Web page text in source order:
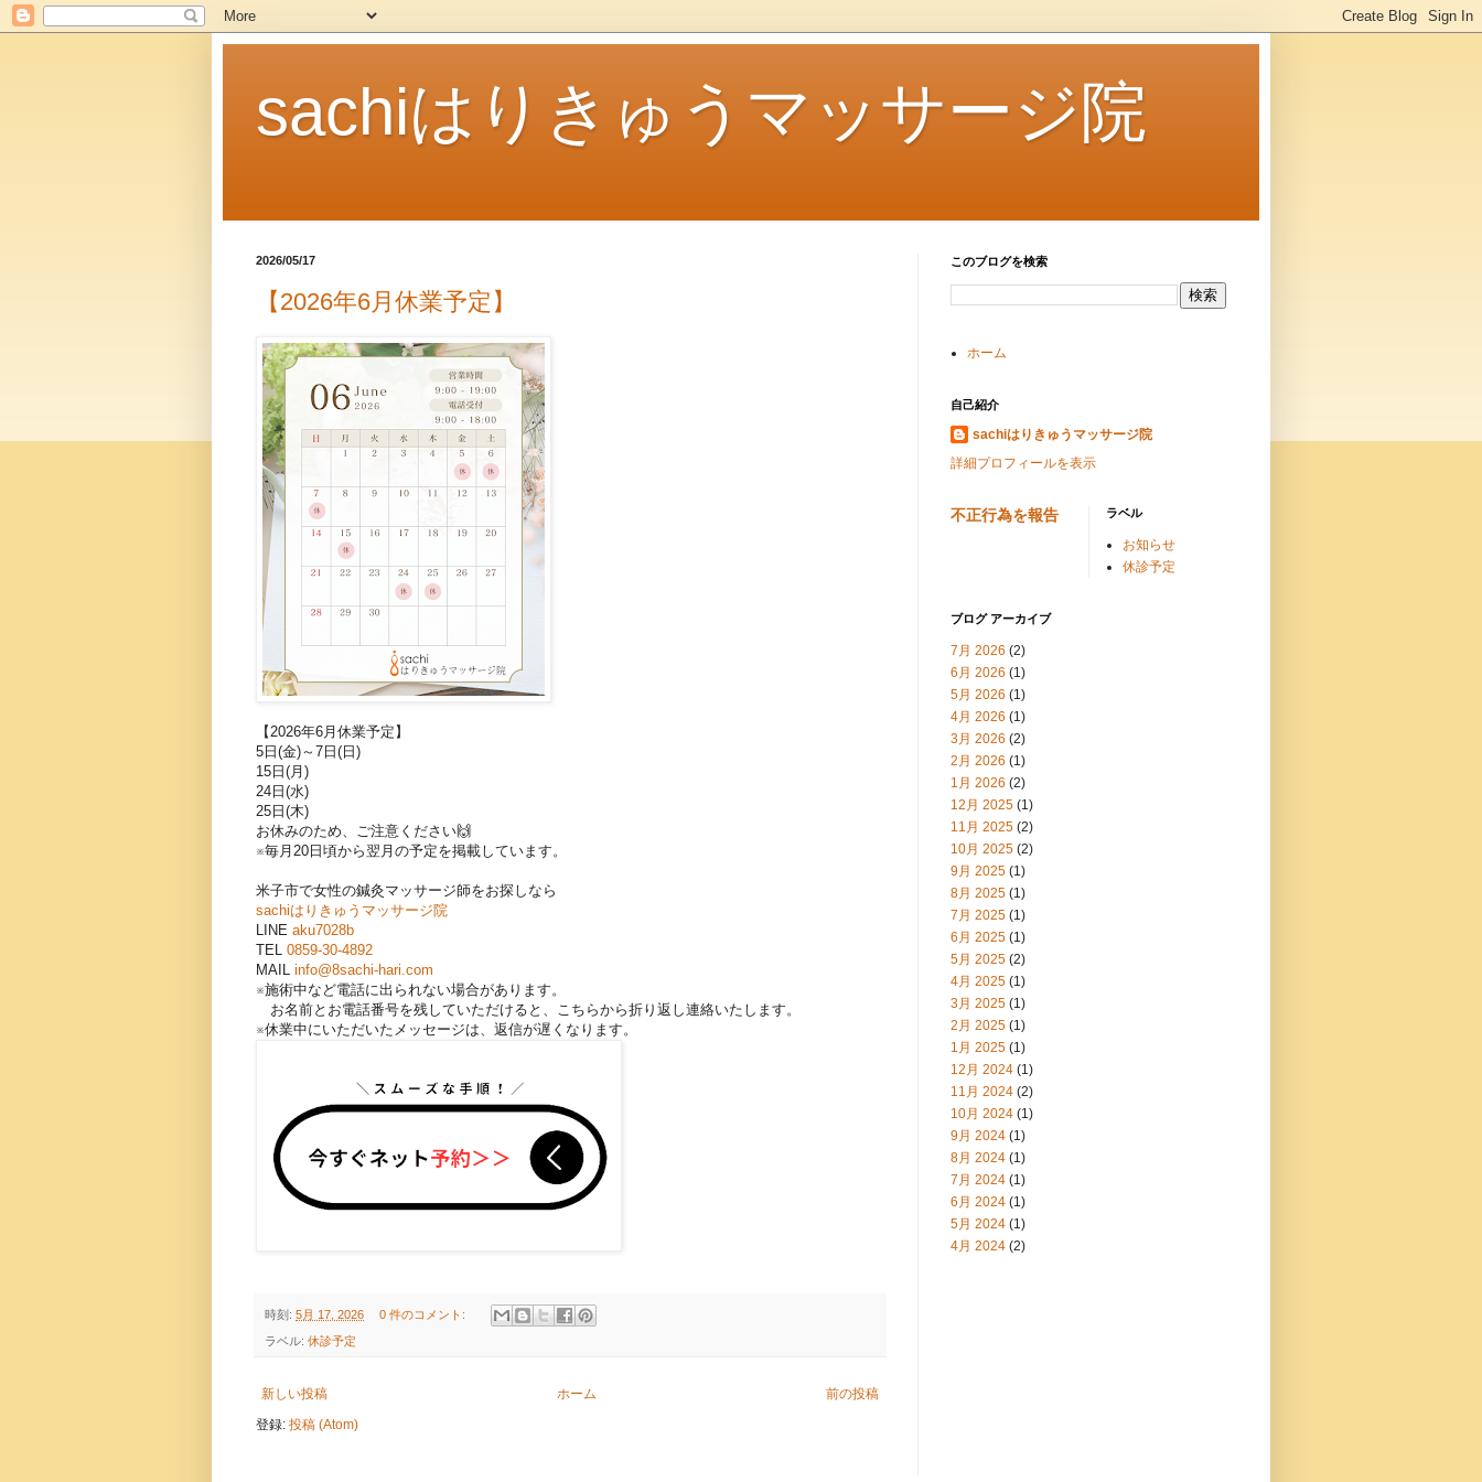
sachiはりきゅうマッサージ院
2026/05/17
【2026年6月休業予定】
【2026年6月休業予定】
5日(金)～7日(日)
15日(月)
24日(水)
25日(木)
お休みのため、ご注意ください🙌
※毎月20日頃から翌月の予定を掲載しています。
米子市で女性の鍼灸マッサージ師をお探しなら
sachiはりきゅうマッサージ院
LINE aku7028b
TEL 0859-30-4892
MAIL info@8sachi-hari.com
※施術中など電話に出られない場合があります。
お名前とお電話番号を残していただけると、こちらから折り返し連絡いたします。
※休業中にいただいたメッセージは、返信が遅くなります。
時刻: 5月 17, 2026 0 件のコメント:
ラベル: 休診予定
新しい投稿 前の投稿
ホーム
登録: 投稿 (Atom)
このブログを検索
ホーム
自己紹介
sachiはりきゅうマッサージ院
詳細プロフィールを表示
不正行為を報告 ラベル
お知らせ
休診予定
ブログ アーカイブ
7月 2026 (2)
6月 2026 (1)
5月 2026 (1)
4月 2026 (1)
3月 2026 (2)
2月 2026 (1)
1月 2026 (2)
12月 2025 (1)
11月 2025 (2)
10月 2025 (2)
9月 2025 (1)
8月 2025 (1)
7月 2025 (1)
6月 2025 (1)
5月 2025 (2)
4月 2025 (1)
3月 2025 (1)
2月 2025 (1)
1月 2025 (1)
12月 2024 (1)
11月 2024 (2)
10月 2024 (1)
9月 2024 (1)
8月 2024 (1)
7月 2024 (1)
6月 2024 (1)
5月 2024 (1)
4月 2024 (2)